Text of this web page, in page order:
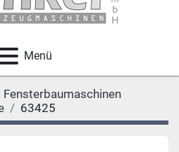
Menü
Fensterbaumaschinen
63425